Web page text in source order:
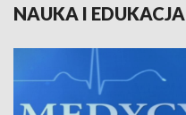
NAUKA I EDUKACJA